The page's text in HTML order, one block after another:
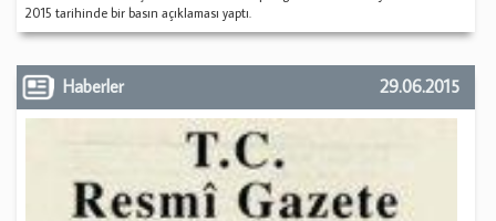
2015 tarihinde bir basın açıklaması yaptı.
Haberler 29.06.2015